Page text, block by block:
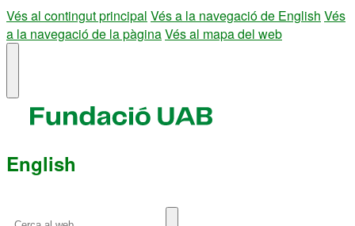
Vés al contingut principal Vés a la navegació de English Vés
a la navegació de la pàginaVés al mapa del web
per
desplegar
de
de
Barcelona
English